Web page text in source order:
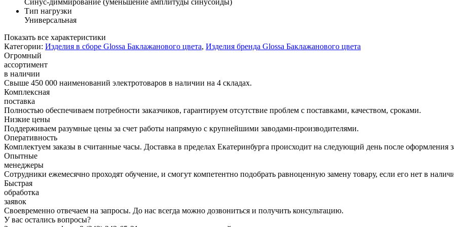
Тип нагрузки
Универсальная
Показать все характеристики
Категории: Изделия в сборе Glossa Баклажанового цвета, Изделия бренда Glossa Баклажанового цвета
Огромный
ассортимент
в наличии
Свыше 450 000 наименований электротоваров в наличии на 4 складах.
Комплексная
поставка
Полностью обеспечиваем потребности заказчиков, гарантируем отсутствие проблем с поставками, качеством, сроками.
Низкие цены
Поддерживаем разумные цены за счет работы напрямую с крупнейшими заводами-производителями.
Оперативность
Комплектуем заказы в считанные часы. Доставка в пределах Екатеринбурга происходит на следующий день после оформления
Опытные
менеджеры
Сотрудники ежемесячно проходят обучение, и смогут компетентно подобрать равноценную замену товару, если его нет в
Быстрая
обработка
заявок
Своевременно отвечаем на запросы. До нас всегда можно дозвониться и получить консультацию.
У вас остались вопросы?